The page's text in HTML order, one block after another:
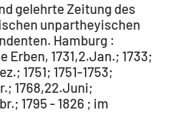
gelehrte Zeitung des
unpartheyischen
Hamburg :
Erben, 1731,2.Jan.; 1733;
1751; 1751-1753;
1768,22.Juni;
1795 - 1826 ; im